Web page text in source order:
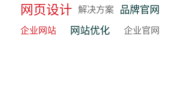
网页设计 解决方案 品牌官网
企业网站 网站优化 企业官网